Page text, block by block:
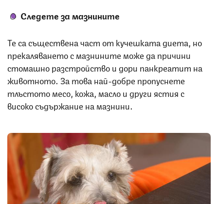
Следете за мазнините
Те са съществена част от кучешката диета, но
прекаляването с мазнините може да причини
стомашно разстройство и дори панкреатит на
животното. За това най-добре пропуснете
тлъстото месо, кожа, масло и други ястия с
високо съдържание на мазнини.